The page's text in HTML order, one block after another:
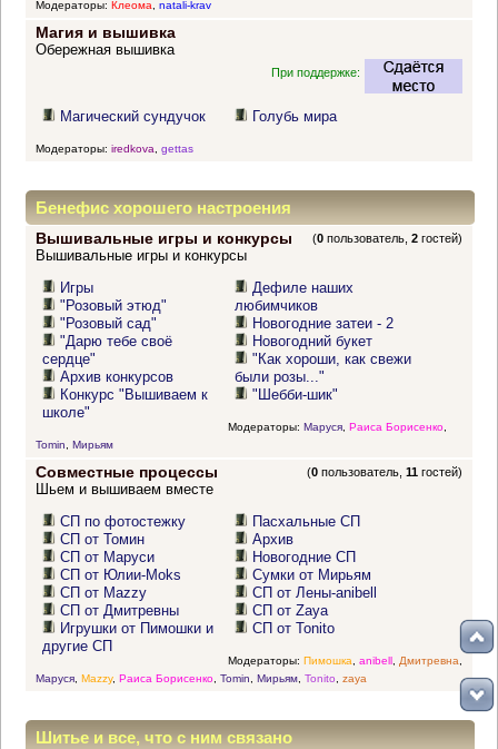
Модераторы: Клеома, natali-krav
Магия и вышивка
Обережная вышивка
При поддержке:
Магический сундучок Голубь мира
Модераторы: iredkova gettas
Бенефис хорошего настроения
Вышивальные игры и конкурсы (0 пользователь,2 гостей)
Вышивальные игры и конкурсы
Игры
"Розовый этюд"
"Розовый сад"
"Дарю тебе своё
сердце"
Архив конкурсов
Конкурс "Вышиваем к
школе"
Дефиле наших
любимчиков
Новогодние затеи - 2
Новогодний букет
"Как хороши, как свежи
были розы..."
"Шебби-шик"
Модераторы: Маруся, Раиса Борисенко,
Tomin
Мирьям
Совместные процессы (0 пользователь,11 гостей)
Шьем и вышиваем вместе
СП по фотостежку
СП от Томин
СП от Маруси
СП от Юлии-Moks
СП от Mazzy
СП от Дмитревны
Игрушки от Пимошки и
другие СП
Пасхальные СП
Архив
Новогодние СП
Сумки от Мирьям
СП от Лены-anibell
СП от Zaya
СП от Tonito
Модераторы: Пимошка anibell, Дмитревна
Маруся, Mazzy, Раиса Борисенко, Tomin Мирьям, Tonito zaya
Шитье и все, что с ним связано